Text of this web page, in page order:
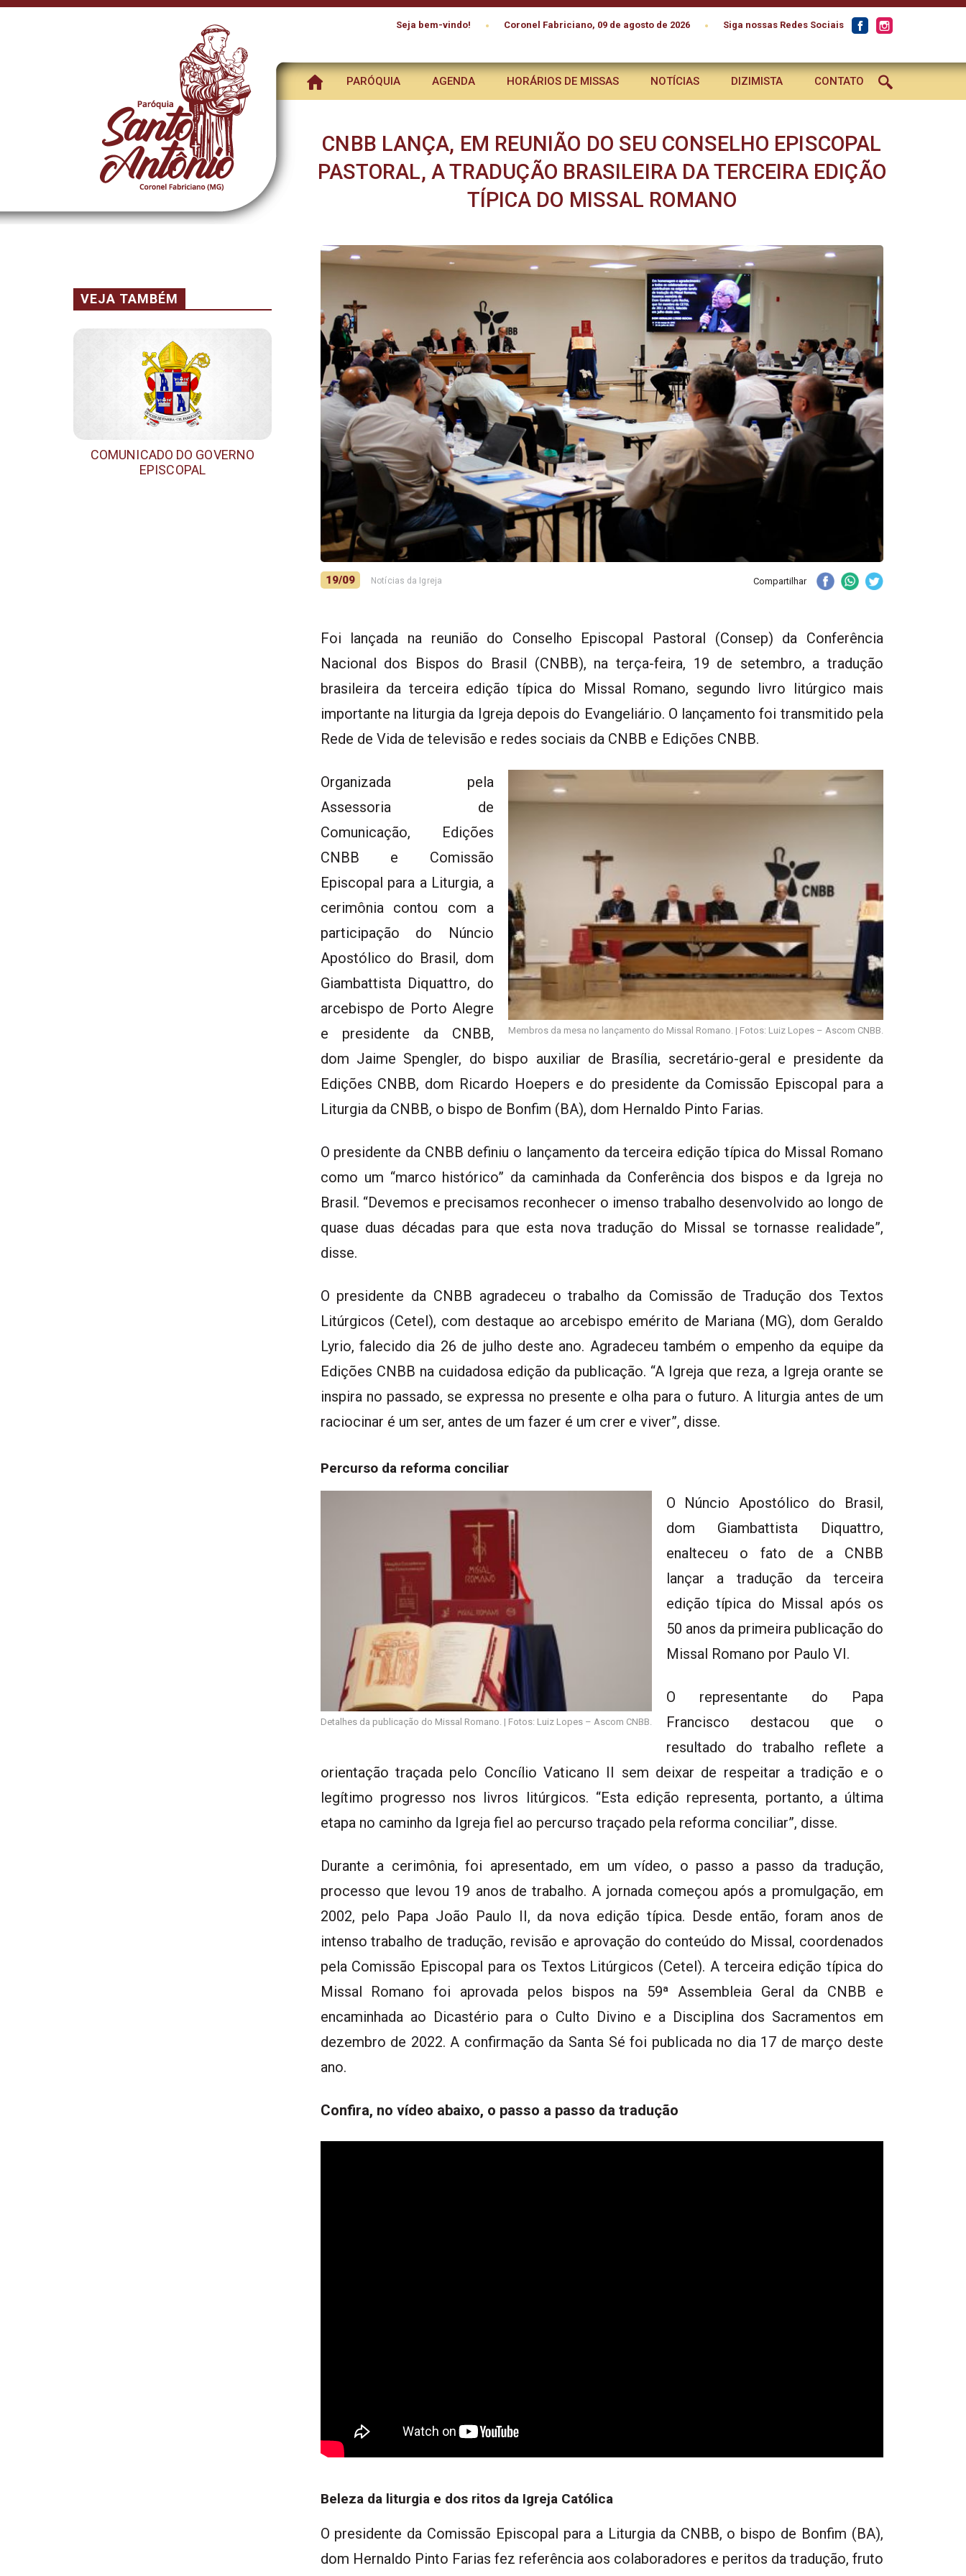
Seja bem-vindo! • Coronel Fabriciano, 09 de agosto de 2026 • Siga nossas Redes Sociais
PARÓQUIA AGENDA HORÁRIOS DE MISSAS NOTÍCIAS DIZIMISTA CONTATO
CNBB LANÇA, EM REUNIÃO DO SEU CONSELHO EPISCOPAL
PASTORAL, A TRADUÇÃO BRASILEIRA DA TERCEIRA EDIÇÃO
TÍPICA DO MISSAL ROMANO
19/09 Notícias da Igreja Compartilhar
Foi lançada na reunião do Conselho Episcopal Pastoral (Consep) da Conferência
Nacional dos Bispos do Brasil (CNBB), na terça-feira, 19 de setembro, a tradução
brasileira da terceira edição típica do Missal Romano, segundo livro litúrgico mais
importante na liturgia da Igreja depois do Evangeliário. O lançamento foi transmitido pela
Rede de Vida de televisão e redes sociais da CNBB e Edições CNBB.
Membros da mesa no lançamento do Missal Romano. | Fotos: Luiz Lopes – Ascom CNBB.
Organizada pela
Assessoria de
Comunicação, Edições
CNBB e Comissão
Episcopal para a Liturgia, a
cerimônia contou com a
participação do Núncio
Apostólico do Brasil, dom
Giambattista Diquattro, do
arcebispo de Porto Alegre
e presidente da CNBB,
dom Jaime Spengler, do bispo auxiliar de Brasília, secretário-geral e presidente da
Edições CNBB, dom Ricardo Hoepers e do presidente da Comissão Episcopal para a
Liturgia da CNBB, o bispo de Bonfim (BA), dom Hernaldo Pinto Farias.
O presidente da CNBB definiu o lançamento da terceira edição típica do Missal Romano
como um “marco histórico” da caminhada da Conferência dos bispos e da Igreja no
Brasil. “Devemos e precisamos reconhecer o imenso trabalho desenvolvido ao longo de
quase duas décadas para que esta nova tradução do Missal se tornasse realidade”,
disse.
O presidente da CNBB agradeceu o trabalho da Comissão de Tradução dos Textos
Litúrgicos (Cetel), com destaque ao arcebispo emérito de Mariana (MG), dom Geraldo
Lyrio, falecido dia 26 de julho deste ano. Agradeceu também o empenho da equipe da
Edições CNBB na cuidadosa edição da publicação. “A Igreja que reza, a Igreja orante se
inspira no passado, se expressa no presente e olha para o futuro. A liturgia antes de um
raciocinar é um ser, antes de um fazer é um crer e viver”, disse.
Percurso da reforma conciliar
Detalhes da publicação do Missal Romano. | Fotos: Luiz Lopes – Ascom CNBB.
O Núncio Apostólico do Brasil,
dom Giambattista Diquattro,
enalteceu o fato de a CNBB
lançar a tradução da terceira
edição típica do Missal após os
50 anos da primeira publicação do
Missal Romano por Paulo VI.
O representante do Papa
Francisco destacou que o
resultado do trabalho reflete a
orientação traçada pelo Concílio Vaticano II sem deixar de respeitar a tradição e o
legítimo progresso nos livros litúrgicos. “Esta edição representa, portanto, a última
etapa no caminho da Igreja fiel ao percurso traçado pela reforma conciliar”, disse.
Durante a cerimônia, foi apresentado, em um vídeo, o passo a passo da tradução,
processo que levou 19 anos de trabalho. A jornada começou após a promulgação, em
2002, pelo Papa João Paulo II, da nova edição típica. Desde então, foram anos de
intenso trabalho de tradução, revisão e aprovação do conteúdo do Missal, coordenados
pela Comissão Episcopal para os Textos Litúrgicos (Cetel). A terceira edição típica do
Missal Romano foi aprovada pelos bispos na 59ª Assembleia Geral da CNBB e
encaminhada ao Dicastério para o Culto Divino e a Disciplina dos Sacramentos em
dezembro de 2022. A confirmação da Santa Sé foi publicada no dia 17 de março deste
ano.
Confira, no vídeo abaixo, o passo a passo da tradução
Beleza da liturgia e dos ritos da Igreja Católica
O presidente da Comissão Episcopal para a Liturgia da CNBB, o bispo de Bonfim (BA),
dom Hernaldo Pinto Farias fez referência aos colaboradores e peritos da tradução, fruto
VEJA TAMBÉM
COMUNICADO DO GOVERNO
EPISCOPAL